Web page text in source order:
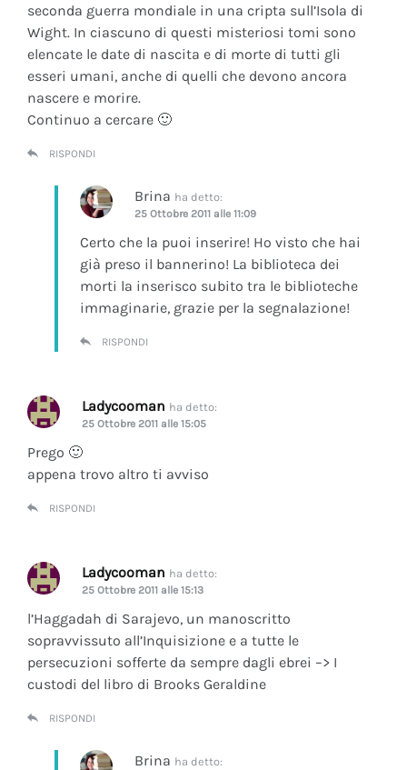
seconda guerra mondiale in una cripta sull’Isola di
Wight. In ciascuno di questi misteriosi tomi sono
elencate le date di nascita e di morte di tutti gli
esseri umani, anche di quelli che devono ancora
nascere e morire.
Continuo a cercare 🙂
RISPONDI
Brina ha detto:
25 Ottobre 2011 alle 11:09
Certo che la puoi inserire! Ho visto che hai
già preso il bannerino! La biblioteca dei
morti la inserisco subito tra le biblioteche
immaginarie, grazie per la segnalazione!
RISPONDI
Ladycooman ha detto:
25 Ottobre 2011 alle 15:05
Prego 🙂
appena trovo altro ti avviso
RISPONDI
Ladycooman ha detto:
25 Ottobre 2011 alle 15:13
l’Haggadah di Sarajevo, un manoscritto
sopravvissuto all’Inquisizione e a tutte le
persecuzioni sofferte da sempre dagli ebrei –> I
custodi del libro di Brooks Geraldine
RISPONDI
Brina ha detto: